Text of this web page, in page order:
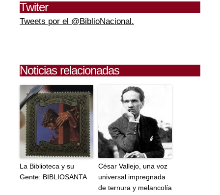
Twiter
Tweets por el @BiblioNacional.
Noticias relacionadas
La Biblioteca y su
Gente: BIBLIOSANTA
César Vallejo, una voz
universal impregnada
de ternura y melancolía